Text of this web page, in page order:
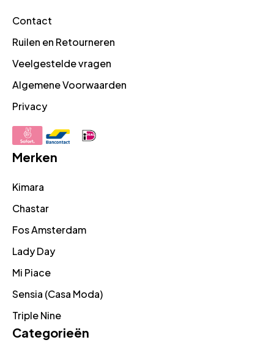
Contact
Ruilen en Retourneren
Veelgestelde vragen
Algemene Voorwaarden
Privacy
Merken
Kimara
Chastar
Fos Amsterdam
Lady Day
Mi Piace
Sensia (Casa Moda)
Triple Nine
Categorieën